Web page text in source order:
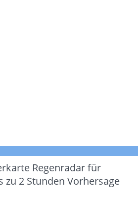
Regenradar für
zu 2 Stunden Vorhersage